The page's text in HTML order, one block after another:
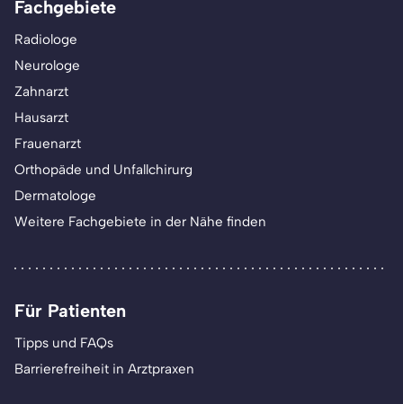
Fachgebiete
Radiologe
Neurologe
Zahnarzt
Hausarzt
Frauenarzt
Orthopäde und Unfallchirurg
Dermatologe
Weitere Fachgebiete in der Nähe finden
Für Patienten
Tipps und FAQs
Barrierefreiheit in Arztpraxen